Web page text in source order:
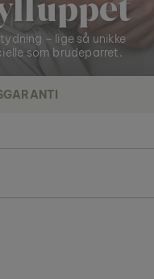
– lige så unikke
som brudeparret.